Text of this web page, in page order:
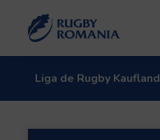
Liga de Rugby Kaufland